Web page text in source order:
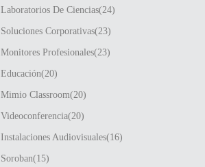
Laboratorios De Ciencias(24)
Soluciones Corporativas(23)
Monitores Profesionales(23)
Educación(20)
Mimio Classroom(20)
Videoconferencia(20)
Instalaciones Audiovisuales(16)
Soroban(15)